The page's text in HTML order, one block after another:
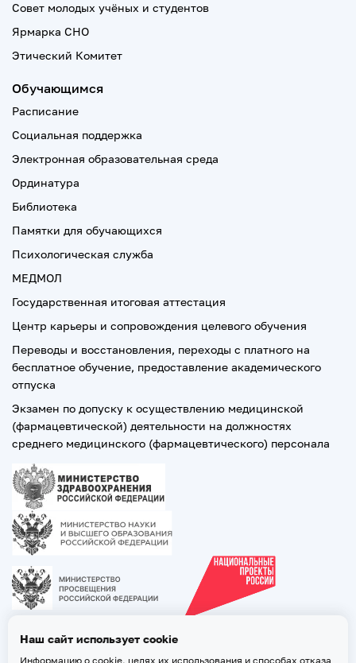
Совет молодых учёных и студентов
Ярмарка СНО
Этический Комитет
Обучающимся
Расписание
Социальная поддержка
Электронная образовательная среда
Ординатура
Библиотека
Памятки для обучающихся
Психологическая служба
МЕДМОЛ
Государственная итоговая аттестация
Центр карьеры и сопровождения целевого обучения
Переводы и восстановления, переходы с платного на
бесплатное обучение, предоставление академического
отпуска
Экзамен по допуску к осуществлению медицинской
(фармацевтической) деятельности на должностях
среднего медицинского (фармацевтического) персонала
Наш сайт использует cookie
Информацию о cookie, целях их использования и способах отказа